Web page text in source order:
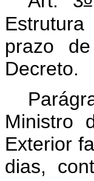
prazo
Decreto.
Ministro
Exterior
dias,